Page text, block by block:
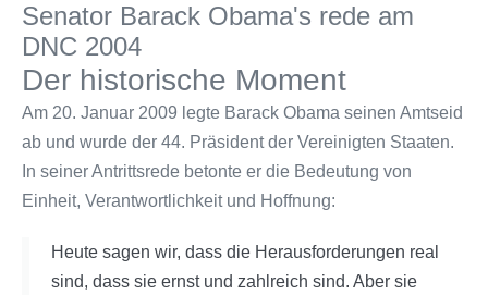
Senator Barack Obama's rede am
DNC 2004
Der historische Moment
Am 20. Januar 2009 legte Barack Obama seinen Amtseid
ab und wurde der 44. Präsident der Vereinigten Staaten.
In seiner Antrittsrede betonte er die Bedeutung von
Einheit, Verantwortlichkeit und Hoffnung:
Heute sagen wir, dass die Herausforderungen real
sind, dass sie ernst und zahlreich sind. Aber sie